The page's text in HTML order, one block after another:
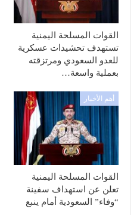
القوات المسلحة اليمنية
تستهدف تحشيدات عسكرية
للعدو السعودي ومرتزقته
بعملية واسعة…
أهم الأخبار
القوات المسلحة اليمنية
تعلن عن استهداف سفينة
“وفاء” السعودية أمام ينبع